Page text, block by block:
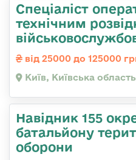
Спеціаліст
технічним
від 25000 до 125000
Київ, Київська область
Навідник 155
батальйону
оборони